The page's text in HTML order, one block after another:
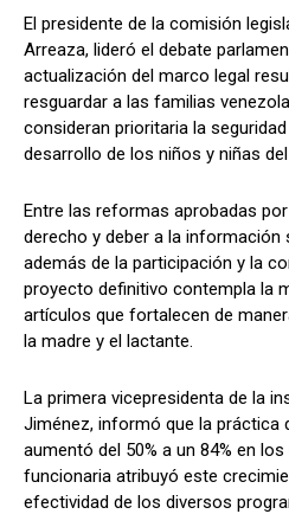
El presidente de la comisión
Arreaza, lideró el debate
actualización del marco legal
resguardar a las familias
consideran prioritaria la
desarrollo de los niños y niñas
Entre las reformas aprobadas
derecho y deber a la
además de la participación y la
proyecto definitivo contempla la
artículos que fortalecen de
la madre y el lactante.
La primera vicepresidenta de la
Jiménez, informó que la práctica
aumentó del 50% a un 84% en
funcionaria atribuyó este
efectividad de los diversos